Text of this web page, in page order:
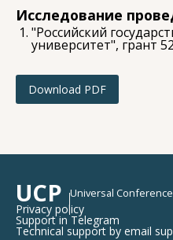
Исследование
"Российский
университет", грант
Download PDF
UCP Universal
Privacy policy
Support in Telegram
Technical support by email